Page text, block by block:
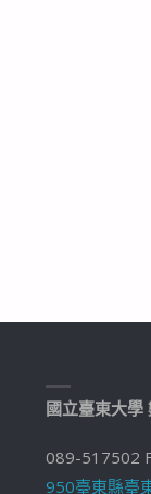
國立臺東大學
089-517502
950臺東縣臺